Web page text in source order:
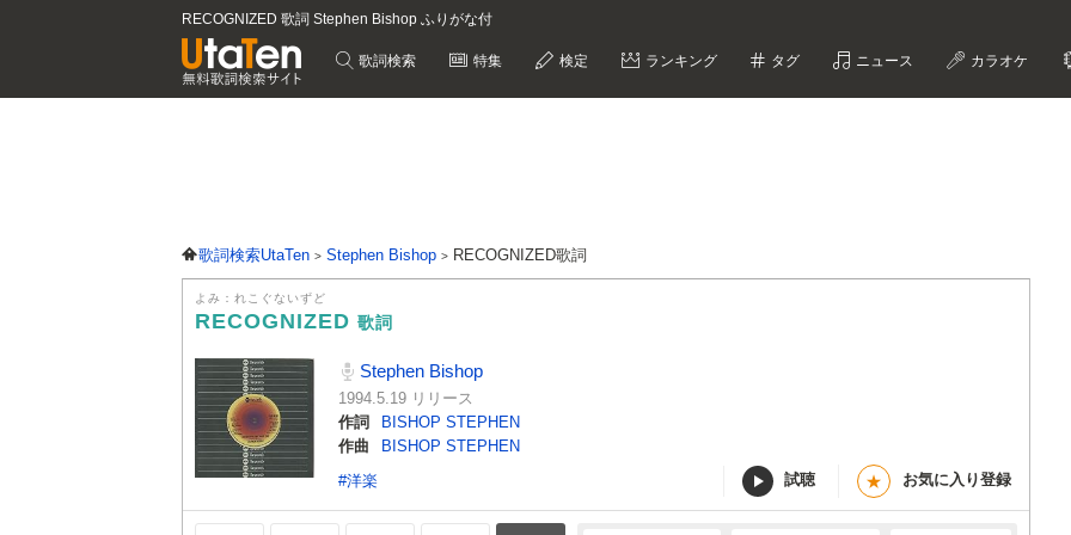
RECOGNIZED 歌詞 Stephen Bishop ふりがな付
歌詞検索 特集 検定 ランキング タグ ニュース カラオケ
歌詞検索UtaTen Stephen Bishop RECOGNIZED歌詞
よみ：れこぐないずど
RECOGNIZED 歌詞
Stephen Bishop
1994.5.19 リリース
作詞
BISHOP STEPHEN
作曲
BISHOP STEPHEN
#洋楽
試聴 ★ お気に入り登録